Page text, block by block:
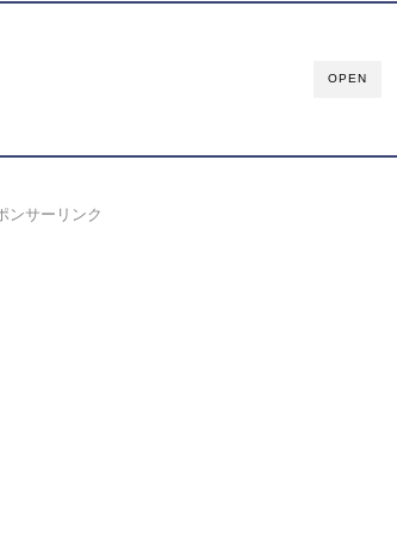
OPEN
ンサーリンク